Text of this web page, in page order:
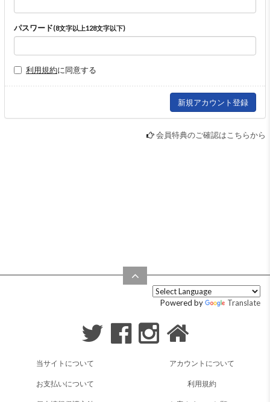
パスワード(8文字以上128文字以下)
利用規約に同意する
会員特典のご確認はこちらから
Powered by Translate
当サイトについて アカウントについて
お支払いについて 利用規約